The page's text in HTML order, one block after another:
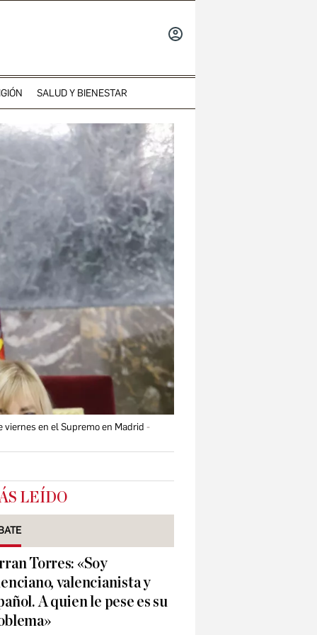
SALUD Y BIENESTAR
en el Supremo en Madrid
LEÍDO
Torres: «Soy
valencianista y
A quien le pese es su